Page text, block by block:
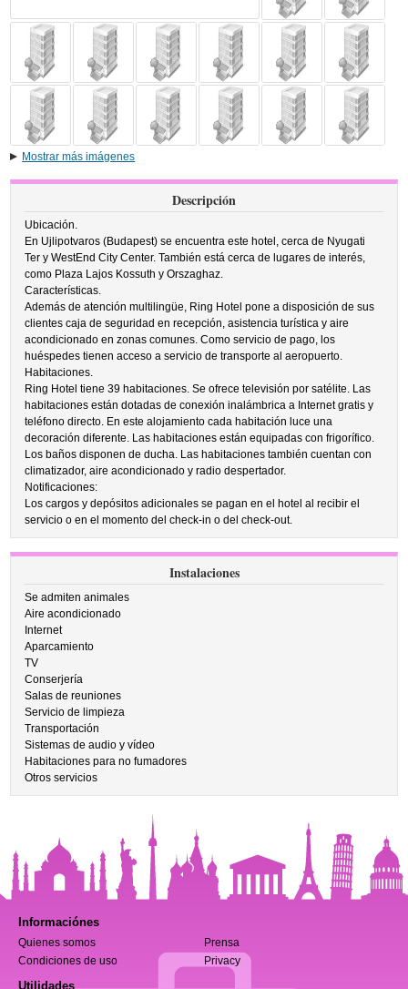
Mostrar más imágenes
Descripción
Ubicación.
En Ujlipotvaros (Budapest) se encuentra este hotel, cerca de Nyugati
Ter y WestEnd City Center. También está cerca de lugares de interés,
como Plaza Lajos Kossuth y Orszaghaz.
Características.
Además de atención multilingüe, Ring Hotel pone a disposición de sus
clientes caja de seguridad en recepción, asistencia turística y aire
acondicionado en zonas comunes. Como servicio de pago, los
huéspedes tienen acceso a servicio de transporte al aeropuerto.
Habitaciones.
Ring Hotel tiene 39 habitaciones. Se ofrece televisión por satélite. Las
habitaciones están dotadas de conexión inalámbrica a Internet gratis y
teléfono directo. En este alojamiento cada habitación luce una
decoración diferente. Las habitaciones están equipadas con frigorífico.
Los baños disponen de ducha. Las habitaciones también cuentan con
climatizador, aire acondicionado y radio despertador.
Notificaciones:
Los cargos y depósitos adicionales se pagan en el hotel al recibir el
servicio o en el momento del check-in o del check-out.
Instalaciones
Se admiten animales
Aire acondicionado
Internet
Aparcamiento
TV
Conserjería
Salas de reuniones
Servicio de limpieza
Transportación
Sistemas de audio y vídeo
Habitaciones para no fumadores
Otros servicios
Informaciónes
Quienes somos
Prensa
Condiciones de uso
Privacy
Utilidades